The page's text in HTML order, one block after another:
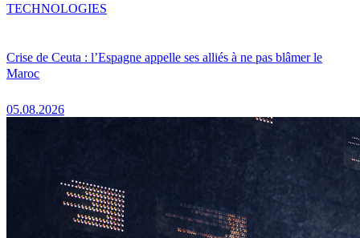
Crise de Ceuta : l’Espagne appelle ses alliés à ne pas blâmer le
Maroc
05.08.2026
TECHNOLOGIES